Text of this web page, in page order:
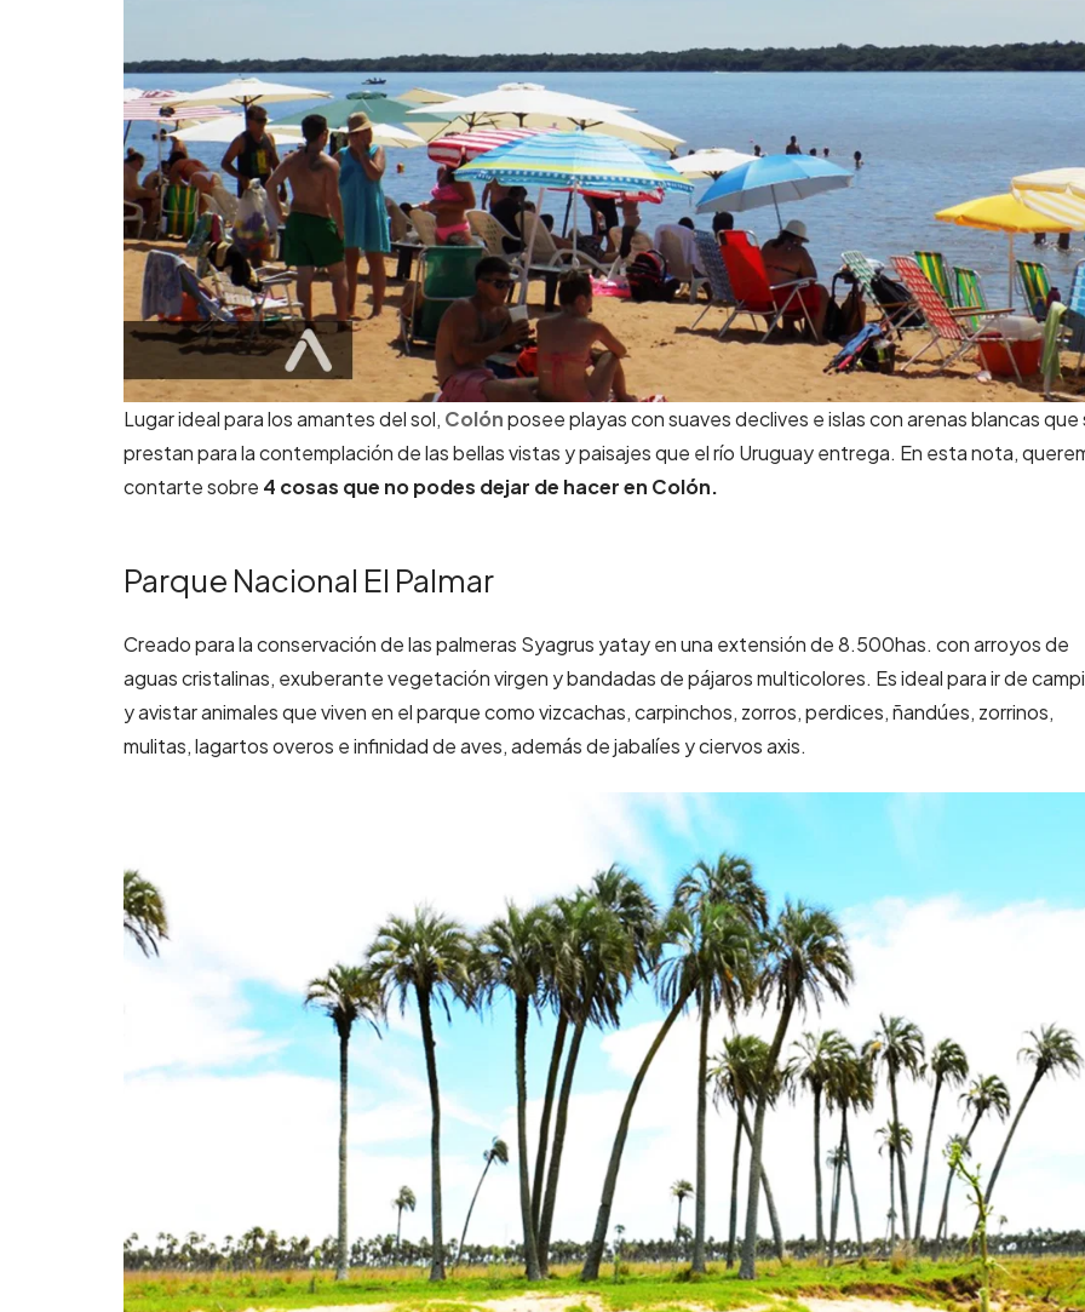
Lugar ideal para los amantes del sol, Colónposee playas con suaves declives e islas con arenas blancas que
prestan para la contemplación de las bellas vistas y paisajes que el río Uruguay entrega. En esta nota,
contarte sobre 4 cosas que no podes dejar de hacer en Colón.
Parque Nacional El Palmar
Creado para la conservación de las palmeras Syagrus yatay en una extensión de 8.500has. con arroyos de
aguas cristalinas, exuberante vegetación virgen y bandadas de pájaros multicolores. Es ideal para ir de
y avistar animales que viven en el parque como vizcachas, carpinchos, zorros, perdices, ñandúes, zorrinos,
mulitas, lagartos overos e infinidad de aves, además de jabalíes y ciervos axis.